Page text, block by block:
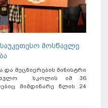
მოსწავლე
მეცნიერების მინისტრი
სკოლის იმ 36
მიმდინარე წლის 24